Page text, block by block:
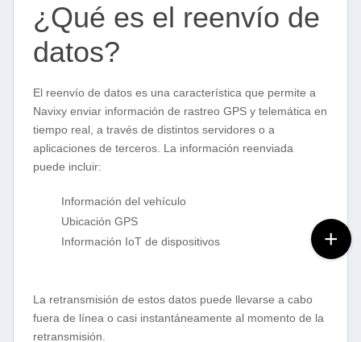
¿Qué es el reenvío de
datos?
El reenvío de datos es una característica que permite a
Navixy enviar información de rastreo GPS y telemática en
tiempo real, a través de distintos servidores o a
aplicaciones de terceros. La información reenviada
puede incluir:
Información del vehículo
Ubicación GPS
Información IoT de dispositivos
La retransmisión de estos datos puede llevarse a cabo
fuera de línea o casi instantáneamente al momento de la
retransmisión.